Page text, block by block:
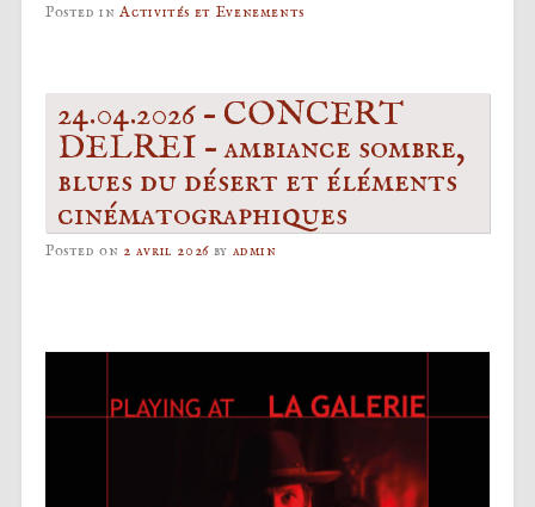
Posted inActivités et Evenements
24.04.2026 – CONCERT
DELREI – ambiance sombre,
blues du désert et éléments
cinématographiques
Posted on 2 avril 2026 by admin